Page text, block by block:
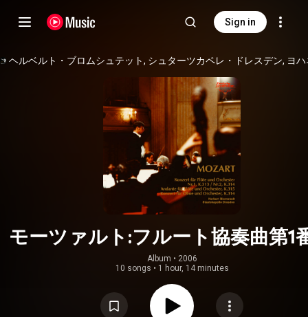
Sign in
モーツァルト:フルート協奏曲第1
長調 K.313(285c)/フルート協奏曲
ニ長調 K.314(285d)/オーボエ協奏
長調 K.314
Album • 2006
10 songs • 1 hour, 14 minutes